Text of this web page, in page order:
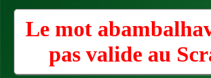
Le mot
pas valide au